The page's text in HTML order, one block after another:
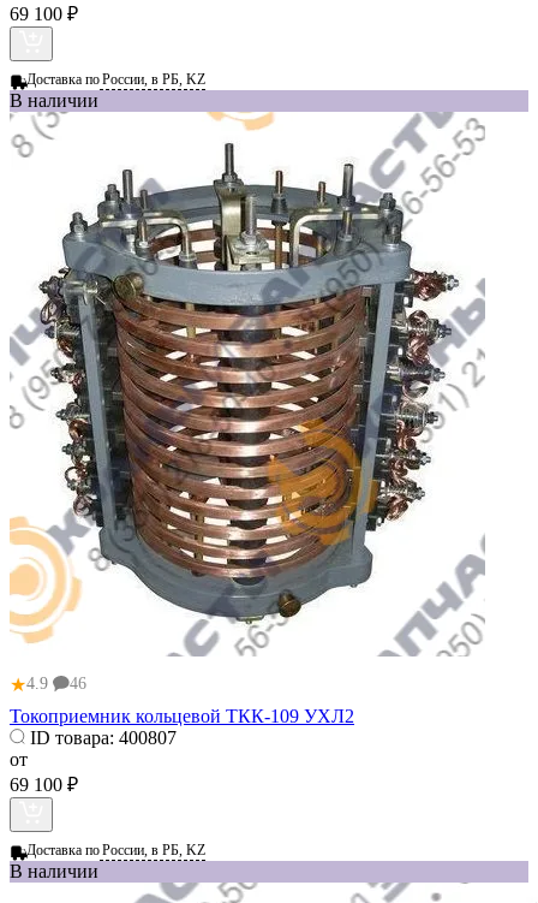
69 100 ₽
Доставка поРоссии, в РБ, KZ
В наличии
★4.9 46
Токоприемник кольцевой ТКК-109 УХЛ2
ID товара: 400807
от
69 100 ₽
Доставка поРоссии, в РБ, KZ
В наличии